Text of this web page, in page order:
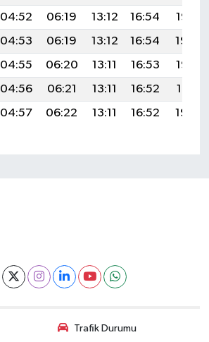
04:52 06:19 13:12 16:54
19:55
04:53 06:19 13:12 16:54
19:54
04:55 06:20 13:11 16:53
19:52
04:56 06:21 13:11 16:52
19:51
04:57 06:22 13:11 16:52 19:50
Trafik Durumu